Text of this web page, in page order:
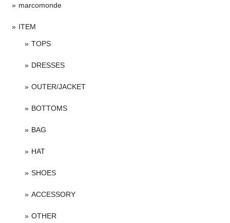
marcomonde
ITEM
TOPS
DRESSES
OUTER/JACKET
BOTTOMS
BAG
HAT
SHOES
ACCESSORY
OTHER